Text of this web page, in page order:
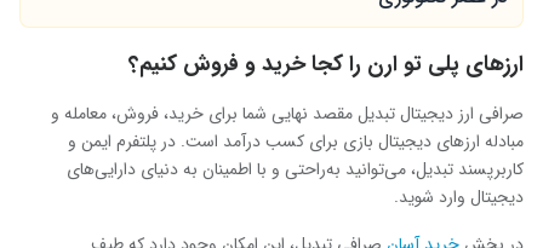
ارزهای پلی تو ارن را کجا خرید و فروش کنیم؟
صرافی ارز دیجیتال تبدیل مقصد نهایی شما برای خرید، فروش، معامله و
مبادله ارزهای دیجیتال بازی برای کسب درآمد است. در پلتفرم ایمن و
کاربرپسند تبدیل، می‌توانید به‌راحتی و با اطمینان به دنیای دارایی‌های
دیجیتال وارد شوید.